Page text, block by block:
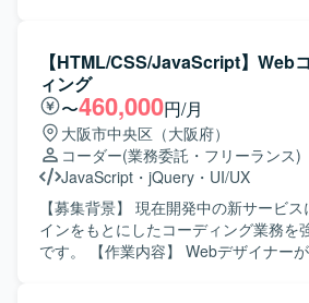
トエンドからバックエンドまで幅広
ができます。 デザイナーと密に連携し
企画から実装まで一貫して関われるた
イト改善に貢献していただけます。 【開発環境】 HTML /
CSS / JavaScript / React / TypeScript
ンド・バックエンド開発環境です。
した各種CMSを利用したサイト運用を
スク管理にはSlackおよびGoogleスプ
ております。
具体的には、メール配信の設定、キ
び設定、リスト操作、プログラムやト
など、各種マーケティング施策の実務
っていただきます。 【求める人物像】 MA運用におけるル
ールやテンプレートを正確に守りなが
方を求めています。細かな確認作業や
応を丁寧に行い、安定した品質で運用
ましいです。 【ポジションの魅力】 MA運用の実務を通じ
て、マーケティングオートメーション
ことができます。属人化している運用
【HTML/CSS/JavaScript】Web
ィング
〜460,000円/月
大阪市中央区（大阪府）
コーダー(業務委託・フリーランス)
JavaScript ・ jQuery ・ UI/UX
【募集背景】 現在開発中の新サービ
インをもとにしたコーディング業務を
です。 【作業内容】 Webデザイナーが作成したデザインカ